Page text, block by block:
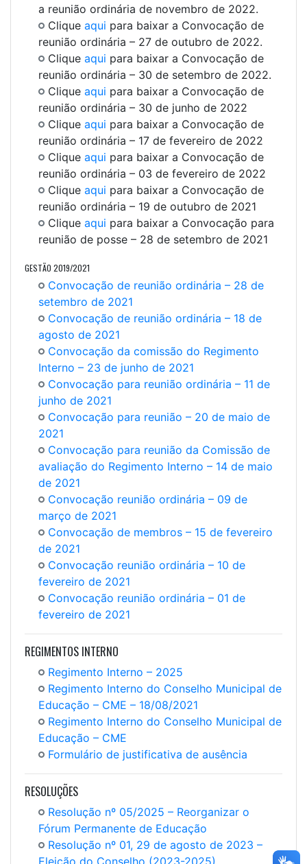
a reunião ordinária de novembro de 2022.
Clique aqui para baixar a Convocação de
reunião ordinária – 27 de outubro de 2022.
Clique aqui para baixar a Convocação de
reunião ordinária – 30 de setembro de 2022.
Clique aqui para baixar a Convocação de
reunião ordinária – 30 de junho de 2022
Clique aqui para baixar a Convocação de
reunião ordinária – 17 de fevereiro de 2022
Clique aqui para baixar a Convocação de
reunião ordinária – 03 de fevereiro de 2022
Clique aqui para baixar a Convocação de
reunião ordinária – 19 de outubro de 2021
Clique aqui para baixar a Convocação para
reunião de posse – 28 de setembro de 2021
GESTÃO 2019/2021
Convocação de reunião ordinária – 28 de
setembro de 2021
Convocação de reunião ordinária – 18 de
agosto de 2021
Convocação da comissão do Regimento
Interno – 23 de junho de 2021
Convocação para reunião ordinária – 11 de
junho de 2021
Convocação para reunião – 20 de maio de
2021
Convocação para reunião da Comissão de
avaliação do Regimento Interno – 14 de maio
de 2021
Convocação reunião ordinária – 09 de
março de 2021
Convocação de membros – 15 de fevereiro
de 2021
Convocação reunião ordinária – 10 de
fevereiro de 2021
Convocação reunião ordinária – 01 de
fevereiro de 2021
REGIMENTOS INTERNO
Regimento Interno – 2025
Regimento Interno do Conselho Municipal de
Educação – CME – 18/08/2021
Regimento Interno do Conselho Municipal de
Educação – CME
Formulário de justificativa de ausência
RESOLUÇÕES
Resolução nº 05/2025 – Reorganizar o
Fórum Permanente de Educação
Resolução nº 01, 29 de agosto de 2023 –
Eleição do Conselho (2023-2025)